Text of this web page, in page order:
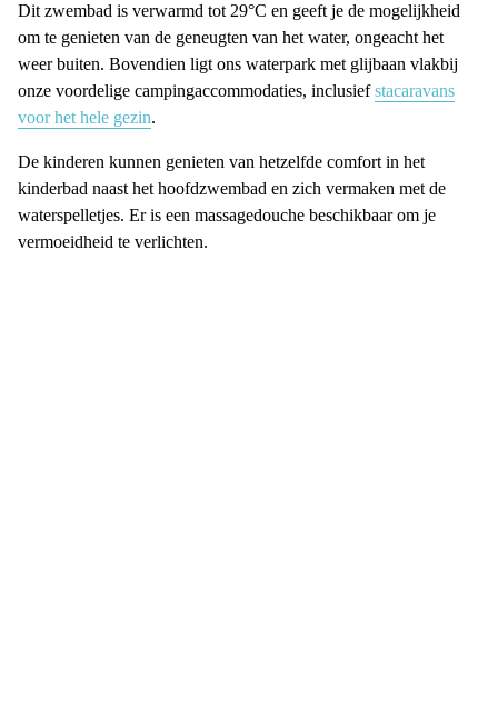
Dit zwembad is verwarmd tot 29°C en geeft je de mogelijkheid
om te genieten van de geneugten van het water, ongeacht het
weer buiten. Bovendien ligt ons waterpark met glijbaan vlakbij
onze voordelige campingaccommodaties, inclusiefstacaravans
voor het hele gezin.
De kinderen kunnen genieten van hetzelfde comfort in het
kinderbad naast het hoofdzwembad en zich vermaken met de
waterspelletjes. Er is een massagedouche beschikbaar om je
vermoeidheid te verlichten.